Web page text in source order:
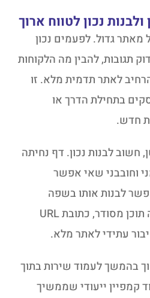
נכון לטווח ארוך
גדול. לפעמים נכון
תגובות, להבין מה הלקוחות
לאתר תדמית מלא. זו
בתחילת הדרך או
חדש.
לבנות נכון. דף נחיתה
וחובבני שאי אפשר
לבנות אותו בשפה
עיצובית נכונה, עם מבנה תוכן מסודר, כתובת URL
עתידי לאתר מלא.
בהמשך לעמוד שירות בתוך
קמפיין ייעודי שממשיך